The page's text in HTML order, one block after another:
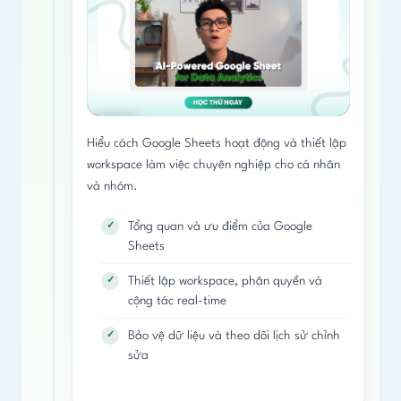
Prompt Engineering cho các tác vụ Excel
thực tế
Prompt Engineering các tác vụ phân tích
dữ liệu trong Excel
Dashboard: 4 KPIs + 5 Charts + 2 Slicers
Làm sạch và phân tích dữ liệu với
Claude: phân tích xu hướng, tóm tắt dữ
liệu, tạo charts
Tạo Dashboard HTML với Claude
Hiểu cách Google Sheets hoạt động và thiết lập
workspace làm việc chuyên nghiệp cho cá nhân
và nhóm.
Tổng quan và ưu điểm của Google
Sheets
Thiết lập workspace, phân quyền và
cộng tác real-time
Bảo vệ dữ liệu và theo dõi lịch sử chỉnh
sửa